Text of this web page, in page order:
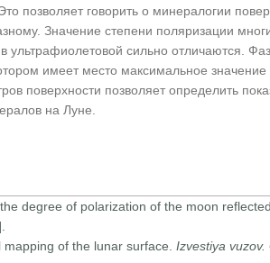
позволяет говорить о минералогии
Значение степени поляризации
ультрафиолетовой сильно отличаются.
имеет место максимальное значение
поверхности позволяет определить
на Луне.
degree of polarization of the moon
mapping of the lunar surface. Izvestiya